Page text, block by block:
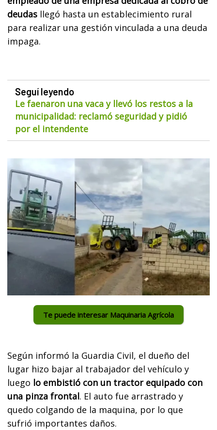
deudas llegó hasta un establecimiento rural
para realizar una gestión vinculada a una deuda
impaga.
Seguí leyendo
Le faenaron una vaca y llevó los restos a la
municipalidad: reclamó seguridad y pidió
por el intendente
Te puede interesar Maquinaria Agrícola
Según informó la Guardia Civil, el dueño del
lugar hizo bajar al trabajador del vehículo y
luego lo embistió con un tractor equipado con
una pinza frontal. El auto fue arrastrado y
quedo colgando de la maquina, por lo que
sufrió importantes daños.